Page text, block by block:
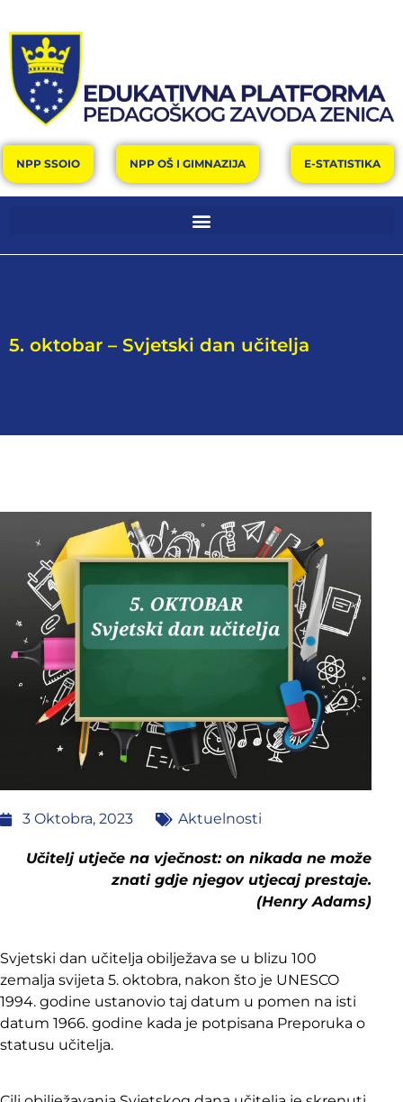
NPP SSOIO NPP OŠ I GIMNAZIJA E-STATISTIKA
5. oktobar – Svjetski dan učitelja
3 Oktobra, 2023 Aktuelnosti
Učitelj utječe na vječnost: on nikada ne može
znati gdje njegov utjecaj prestaje.
(Henry Adams)
Svjetski dan učitelja obilježava se u blizu 100
zemalja svijeta 5. oktobra, nakon što je UNESCO
1994. godine ustanovio taj datum u pomen na isti
datum 1966. godine kada je potpisana Preporuka o
statusu učitelja.